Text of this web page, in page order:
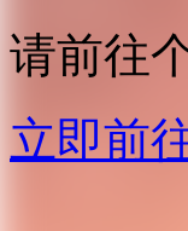
请前往
立即前